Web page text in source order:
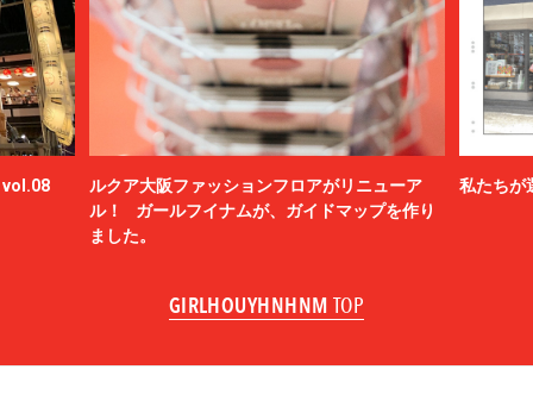
vol.08
ルクア大阪ファッションフロアがリニューア
ル！ ガールフイナムが、ガイドマップを作り
ました。
私たちが
GIRLHOUYHNHNM TOP